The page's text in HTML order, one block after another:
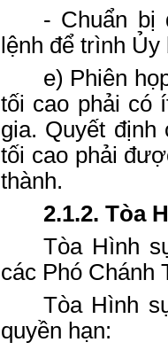
- Chuẩn bị
lệnh để trình
e) Phiên
tối cao phải có
gia. Quyết định
tối cao phải
thành.
2.1.2. Tòa
Tòa Hình
các Phó Chánh
Tòa Hình
quyền hạn: